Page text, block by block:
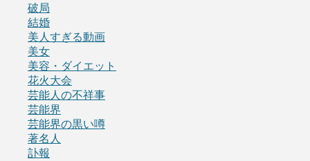
破局
結婚
美人すぎる動画
美女
美容・ダイエット
花火大会
芸能人の不祥事
芸能界
芸能界の黒い噂
著名人
訃報